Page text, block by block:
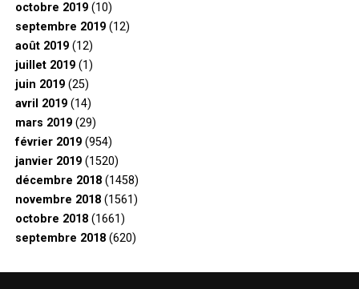
octobre 2019(10)
septembre 2019(12)
août 2019(12)
juillet 2019(1)
juin 2019(25)
avril 2019(14)
mars 2019(29)
février 2019(954)
janvier 2019(1520)
décembre 2018(1458)
novembre 2018(1561)
octobre 2018(1661)
septembre 2018(620)